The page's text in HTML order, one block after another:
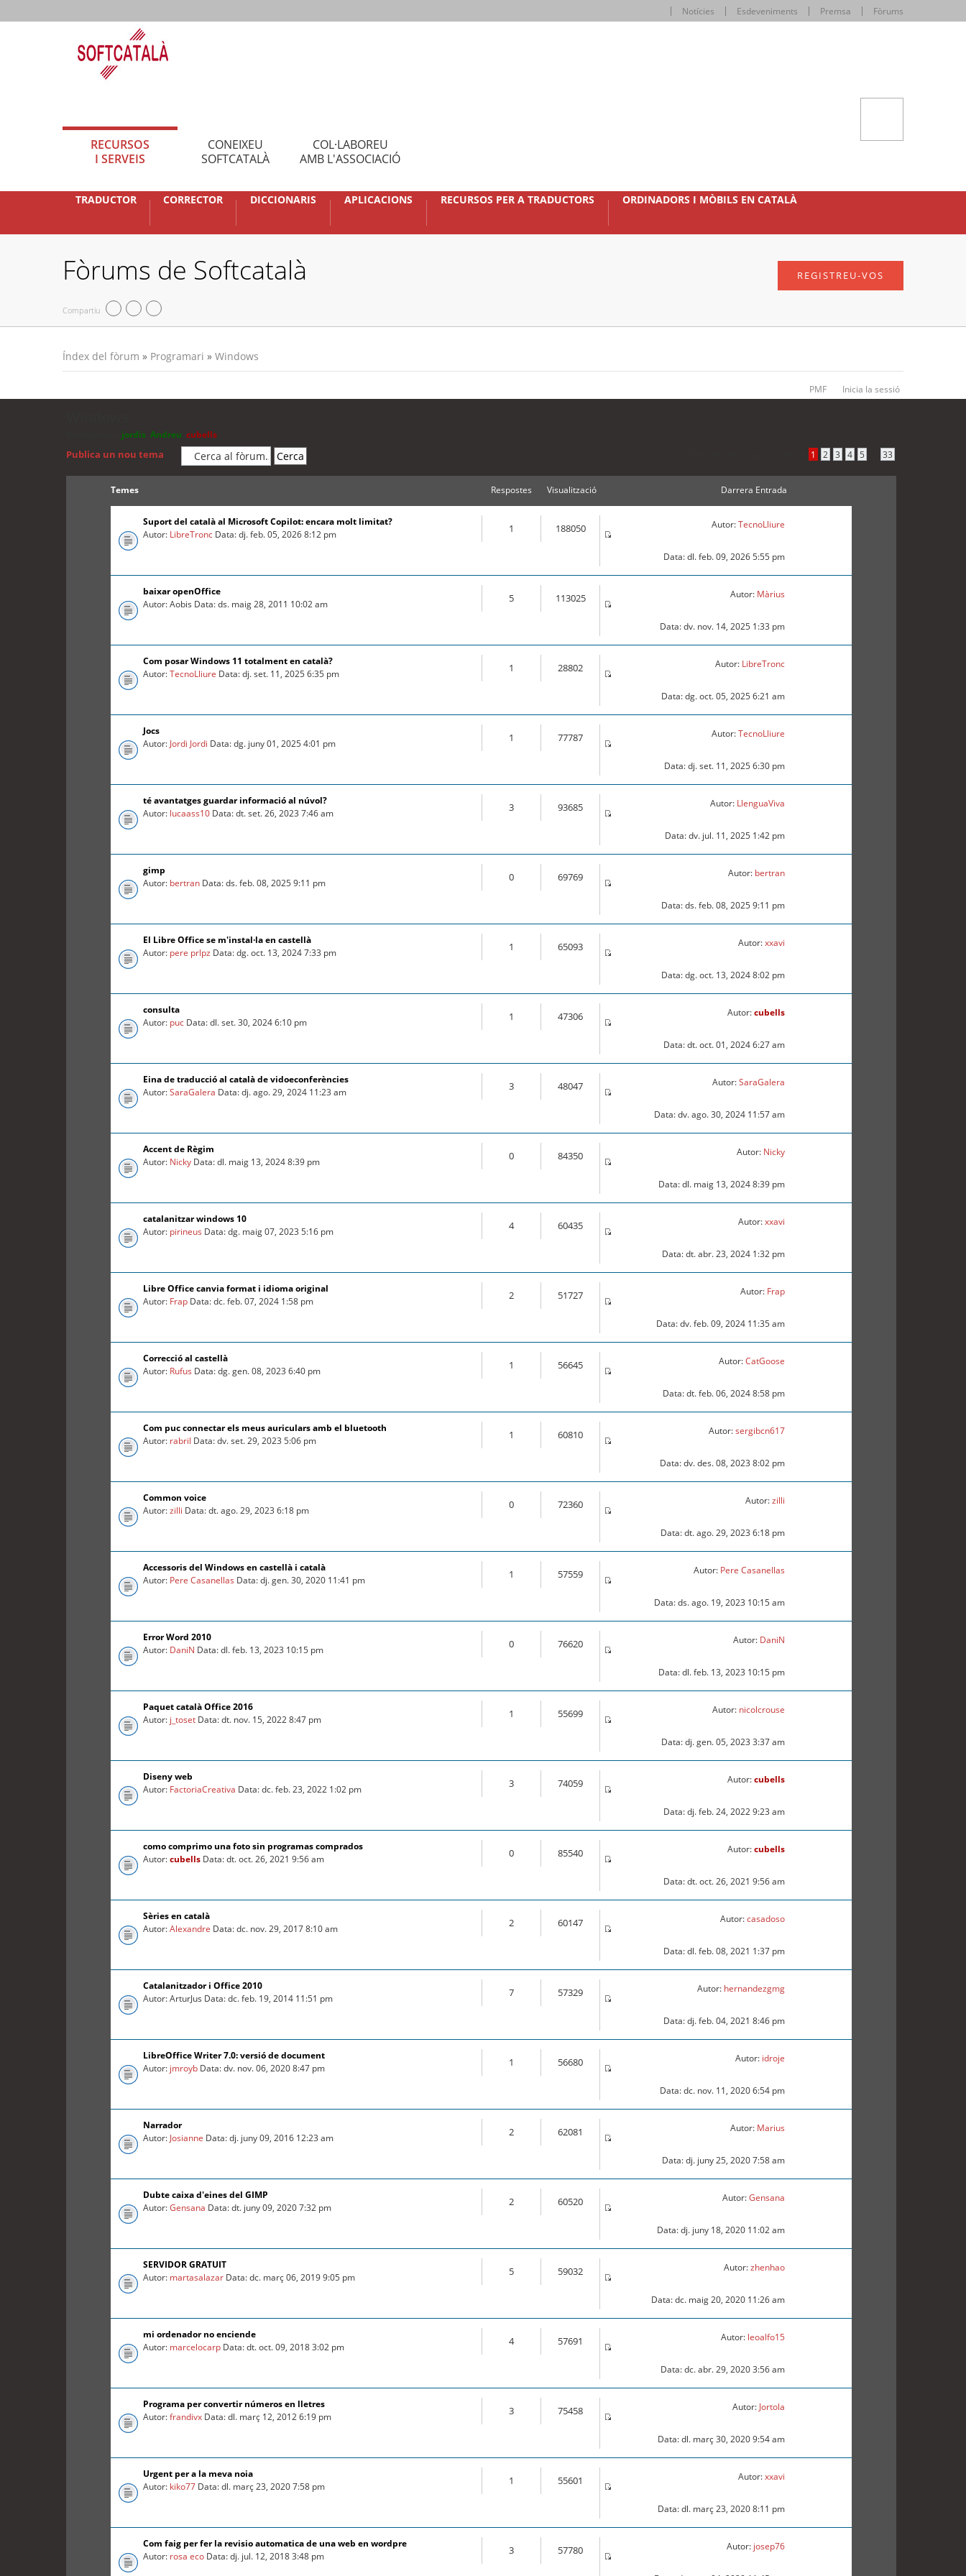
Notícies Esdeveniments Premsa Fòrums
RECURSOS
I SERVEIS
CONEIXEU
SOFTCATALÀ
COL·LABOREU
AMB L'ASSOCIACIÓ
TRADUCTOR CORRECTOR DICCIONARIS APLICACIONS RECURSOS PER A TRADUCTORS ORDINADORS I MÒBILS EN CATALÀ
Fòrums de Softcatalà
Compartiu
REGISTREU-VOS
Índex del fòrum » Programari » Windows
PMF Inicia la sessió
jordis Andreu cubells
Publica un nou tema 1 2 3 4 5 33
Temes Respostes Visualització Darrera Entrada
Suport del català al Microsoft Copilot: encara molt limitat?
Autor: LibreTronc Data: dj. feb. 05, 2026 8:12 pm 1 188050 Autor:TecnoLliure
Data: dl. feb. 09, 2026 5:55 pm
baixar openOffice
Autor: Aobis Data: ds. maig 28, 2011 10:02 am
5 113025 Autor: Màrius
Data: dv. nov. 14, 2025 1:33 pm
Com posar Windows 11 totalment en català?
Autor:TecnoLliure Data: dj. set. 11, 2025 6:35 pm 1 28802 Autor: LibreTronc
Data: dg. oct. 05, 2025 6:21 am
Jocs
Autor: Jordi Jordi Data: dg. juny 01, 2025 4:01 pm 1 77787 Autor:TecnoLliure
Data: dj. set. 11, 2025 6:30 pm
té avantatges guardar informació al núvol?
Autor: lucaass10 Data: dt. set. 26, 2023 7:46 am 3 93685 Autor: LlenguaViva
Data: dv. jul. 11, 2025 1:42 pm
gimp
Autor: bertran Data: ds. feb. 08, 2025 9:11 pm 0 69769 Autor: bertran
Data: ds. feb. 08, 2025 9:11 pm
El Libre Office se m'instal·la en castellà
Autor: pere prlpz Data: dg. oct. 13, 2024 7:33 pm 1 65093 Autor:xxavi
Data: dg. oct. 13, 2024 8:02 pm
consulta
Autor: puc Data: dl. set. 30, 2024 6:10 pm 1 47306 Autor:cubells
Data: dt. oct. 01, 2024 6:27 am
Eina de traducció al català de vidoeconferències
Autor:SaraGalera Data: dj. ago. 29, 2024 11:23 am 3 48047 Autor:SaraGalera
Data: dv. ago. 30, 2024 11:57 am
Accent de Règim
Autor: Nicky Data: dl. maig 13, 2024 8:39 pm 0 84350 Autor: Nicky
Data: dl. maig 13, 2024 8:39 pm
catalanitzar windows 10
Autor: pirineus Data: dg. maig 07, 2023 5:16 pm 4 60435 Autor:xxavi
Data: dt. abr. 23, 2024 1:32 pm
Libre Office canvia format i idioma original
Autor: Frap Data: dc. feb. 07, 2024 1:58 pm 2 51727 Autor: Frap
Data: dv. feb. 09, 2024 11:35 am
Correcció al castellà
Autor: Rufus Data: dg. gen. 08, 2023 6:40 pm 1 56645 Autor:CatGoose
Data: dt. feb. 06, 2024 8:58 pm
Com puc connectar els meus auriculars amb el bluetooth
Autor: rabril Data: dv. set. 29, 2023 5:06 pm 1 60810 Autor:sergibcn617
Data: dv. des. 08, 2023 8:02 pm
Common voice
Autor:zilli Data: dt. ago. 29, 2023 6:18 pm 0 72360 Autor:zilli
Data: dt. ago. 29, 2023 6:18 pm
Accessoris del Windows en castellà i català
Autor: Pere Casanellas Data: dj. gen. 30, 2020 11:41 pm 1 57559 Autor: Pere Casanellas
Data: ds. ago. 19, 2023 10:15 am
Error Word 2010
Autor: DaniN Data: dl. feb. 13, 2023 10:15 pm 0 76620 Autor: DaniN
Data: dl. feb. 13, 2023 10:15 pm
Paquet català Office 2016
Autor: j_toset Data: dt. nov. 15, 2022 8:47 pm 1 55699 Autor: nicolcrouse
Data: dj. gen. 05, 2023 3:37 am
Diseny web
Autor: FactoriaCreativa Data: dc. feb. 23, 2022 1:02 pm 3 74059 Autor:cubells
Data: dj. feb. 24, 2022 9:23 am
como comprimo una foto sin programas comprados
Autor:cubells Data: dt. oct. 26, 2021 9:56 am 0 85540 Autor:cubells
Data: dt. oct. 26, 2021 9:56 am
Sèries en català
Autor:Alexandre Data: dc. nov. 29, 2017 8:10 am 2 60147 Autor:casadoso
Data: dl. feb. 08, 2021 1:37 pm
Catalanitzador i Office 2010
Autor: ArturJus Data: dc. feb. 19, 2014 11:51 pm
7 57329 Autor: hernandezgmg
Data: dj. feb. 04, 2021 8:46 pm
LibreOffice Writer 7.0: versió de document
Autor: jmroyb Data: dv. nov. 06, 2020 8:47 pm 1 56680 Autor: idroje
Data: dc. nov. 11, 2020 6:54 pm
Narrador
Autor: Josianne Data: dj. juny 09, 2016 12:23 am 2 62081 Autor: Marius
Data: dj. juny 25, 2020 7:58 am
Dubte caixa d'eines del GIMP
Autor:Gensana Data: dt. juny 09, 2020 7:32 pm 2 60520 Autor:Gensana
Data: dj. juny 18, 2020 11:02 am
SERVIDOR GRATUIT
Autor: martasalazar Data: dc. març 06, 2019 9:05 pm 5 59032 Autor:zhenhao
Data: dc. maig 20, 2020 11:26 am
mi ordenador no enciende
Autor: marcelocarp Data: dt. oct. 09, 2018 3:02 pm 4 57691 Autor: leoalfo15
Data: dc. abr. 29, 2020 3:56 am
Programa per convertir números en lletres
Autor:frandivx Data: dl. març 12, 2012 6:19 pm 3 75458 Autor: Jortola
Data: dl. març 30, 2020 9:54 am
Urgent per a la meva noia
Autor: kiko77 Data: dl. març 23, 2020 7:58 pm 1 55601 Autor:xxavi
Data: dl. març 23, 2020 8:11 pm
Com faig per fer la revisio automatica de una web en wordpre
Autor: rosa eco Data: dj. jul. 12, 2018 3:48 pm 3 57780 Autor: josep76